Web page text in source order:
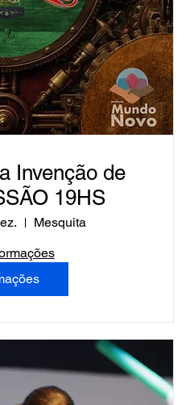
Invenção de
19HS
Mesquita